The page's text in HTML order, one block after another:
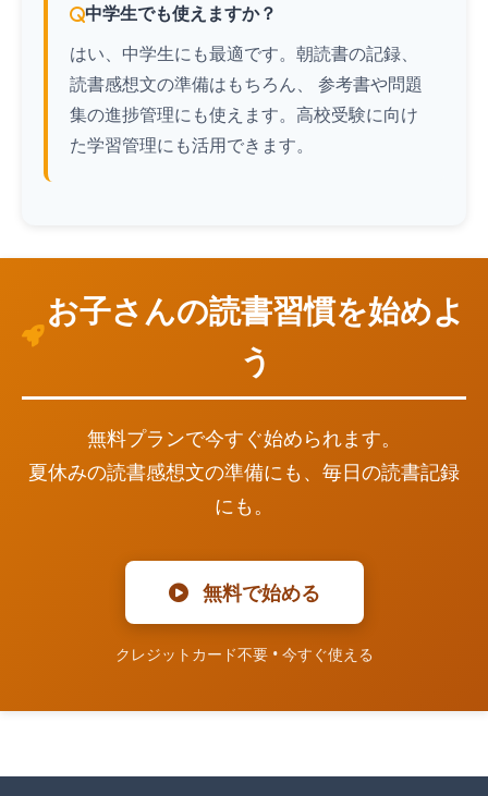
中学生でも使えますか？
はい、中学生にも最適です。朝読書の記録、
読書感想文の準備はもちろん、 参考書や問題
集の進捗管理にも使えます。高校受験に向け
た学習管理にも活用できます。
お子さんの読書習慣を始めよ
う
無料プランで今すぐ始められます。
夏休みの読書感想文の準備にも、毎日の読書記録
にも。
無料で始める
クレジットカード不要 • 今すぐ使える